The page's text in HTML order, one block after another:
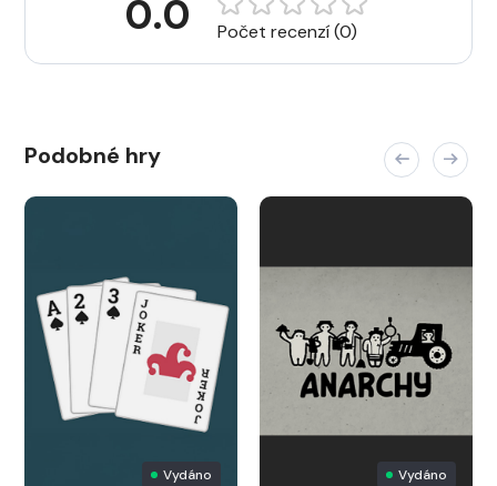
0.0 Počet recenzí (0)
Podobné hry
Vydáno Vydáno